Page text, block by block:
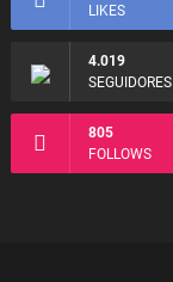
LIKES
4.019
SEGUIDORES
805
FOLLOWS